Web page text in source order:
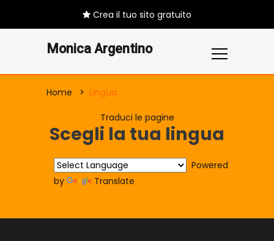
Crea il tuo sito gratuito
Monica Argentino
Home Lingua
Traduci le pagine
Scegli la tua lingua
Powered
by
Translate